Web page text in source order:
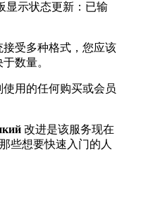
显示状态更新：已输
受多种格式，您应该
数量。
用的任何购买或会员
改进是该服务现在
些想要快速入门的人